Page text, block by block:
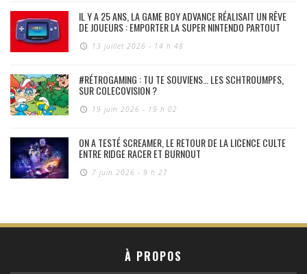
IL Y A 25 ANS, LA GAME BOY ADVANCE RÉALISAIT UN RÊVE
DE JOUEURS : EMPORTER LA SUPER NINTENDO PARTOUT
13 juillet 2026 - 14 h 48
#RÉTROGAMING : TU TE SOUVIENS… LES SCHTROUMPFS,
SUR COLECOVISION ?
19 juin 2026 - 19 h 02
ON A TESTÉ SCREAMER, LE RETOUR DE LA LICENCE CULTE
ENTRE RIDGE RACER ET BURNOUT
7 juin 2026 - 9 h 27
À PROPOS